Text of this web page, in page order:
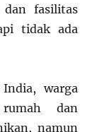
dan fasilitas
tidak ada
warga
dan
namun